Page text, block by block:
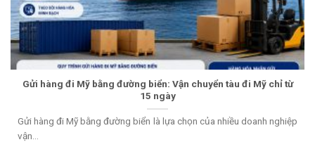
Gửi hàng đi Mỹ bằng đường biển: Vận chuyển tàu đi Mỹ chỉ từ
15 ngày
Gửi hàng đi Mỹ bằng đường biển là lựa chọn của nhiều doanh nghiệp
vận...